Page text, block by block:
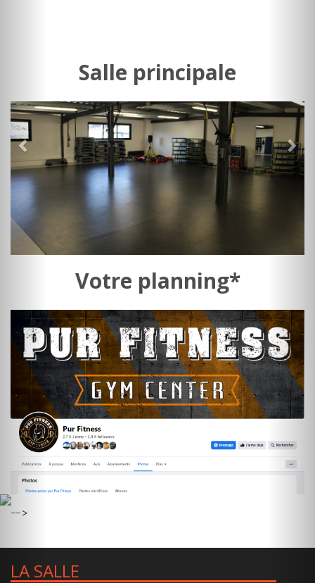
Salle principale
Votre planning*
-->
LA SALLE